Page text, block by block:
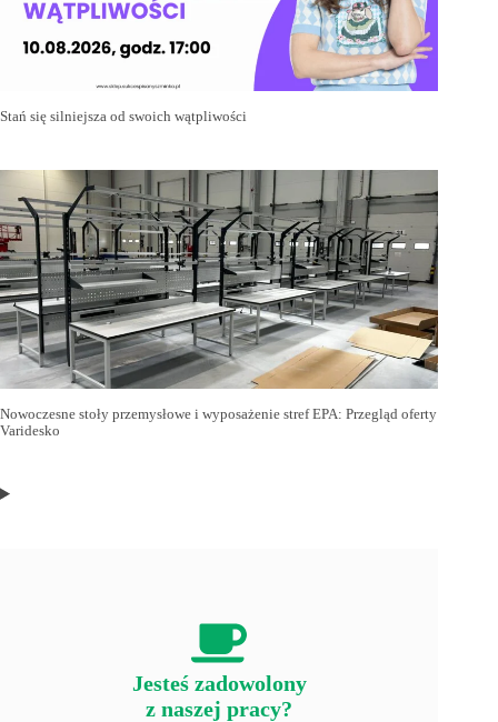
Stań się silniejsza od swoich wątpliwości
Nowoczesne stoły przemysłowe i wyposażenie stref EPA: Przegląd oferty
Varidesko
Jesteś zadowolony
z naszej pracy?